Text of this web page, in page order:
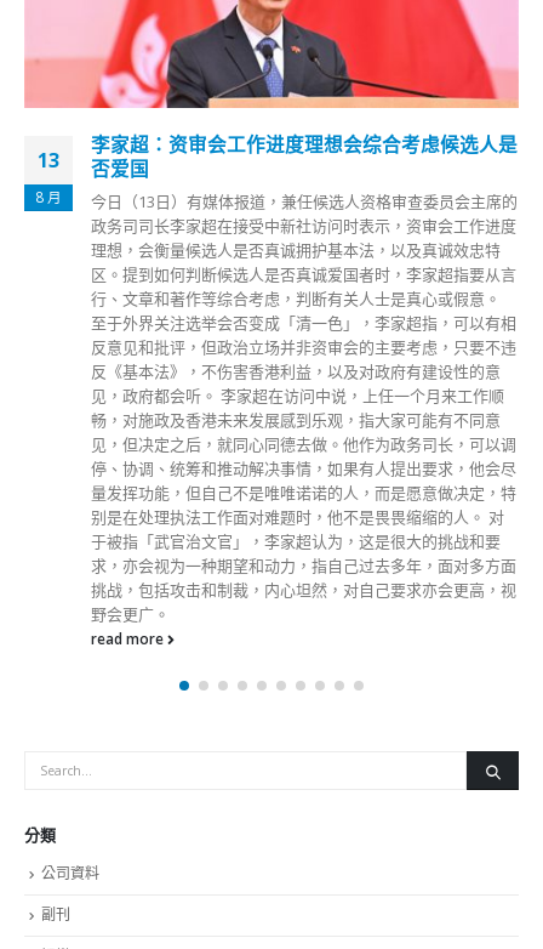
虑候选人是
委员会主席的
审会工作进度
真诚效忠特
家超指要从言
心或假意。
指，可以有相
虑，只要不违
建设性的意
月来工作顺
能有不同意
司长，可以调
要求，他会尽
意做决定，特
缩的人。 对
的挑战和要
，面对多方面
亦会更高，视
26
11 月
长沙湾邮局再截怀疑肉片信 港警检走
往西九龙裁判法院。今日（26日）早10时许，
688号香港邮政长沙湾派递局职员报案，指收
肉碎的可疑信件。警方接报到场，将该封信件
调查。案件列作「求警协助」处理。 据指，香
进行筛查，在派递前先检视寄往各法院大楼的
可疑会立即报警；在各法院大楼外适当位置亦
站，减少可疑邮件对法庭安全和运作的影响；
人员会加强保安，适时应对保安事故。
read more
副刊
娛樂
新聞